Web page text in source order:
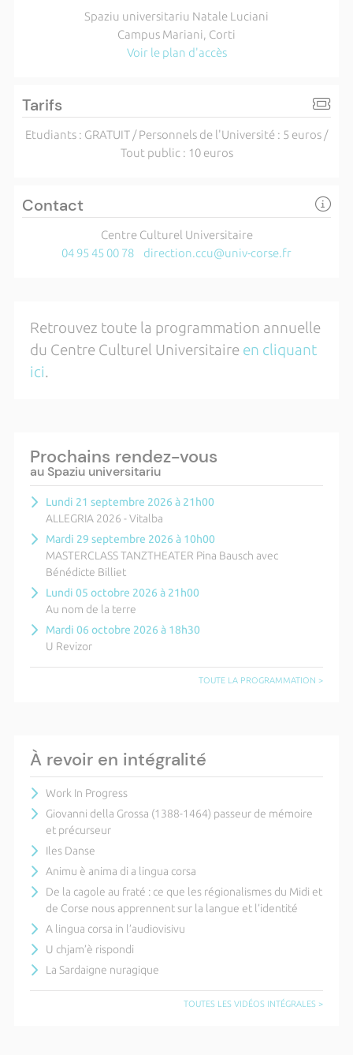
Spaziu universitariu Natale Luciani
Campus Mariani, Corti
Voir le plan d'accès
Tarifs
Etudiants : GRATUIT / Personnels de l'Université : 5 euros /
Tout public : 10 euros
Contact
Centre Culturel Universitaire
04 95 45 00 78
direction.ccu@univ-corse.fr
Retrouvez toute la programmation annuelle
du Centre Culturel Universitaire en cliquant
ici.
Prochains rendez-vous
au Spaziu universitariu
Lundi 21 septembre 2026 à 21h00
ALLEGRIA 2026 - Vitalba
Mardi 29 septembre 2026 à 10h00
MASTERCLASS TANZTHEATER Pina Bausch avec
Bénédicte Billiet
Lundi 05 octobre 2026 à 21h00
Au nom de la terre
Mardi 06 octobre 2026 à 18h30
U Revizor
TOUTE LA PROGRAMMATION >
À revoir en intégralité
Work In Progress
Giovanni della Grossa (1388-1464) passeur de mémoire
et précurseur
Iles Danse
Animu è anima di a lingua corsa
De la cagole au fraté : ce que les régionalismes du Midi et
de Corse nous apprennent sur la langue et l’identité
A lingua corsa in l’audiovisivu
U chjam’è rispondi
La Sardaigne nuragique
TOUTES LES VIDÉOS INTÉGRALES >